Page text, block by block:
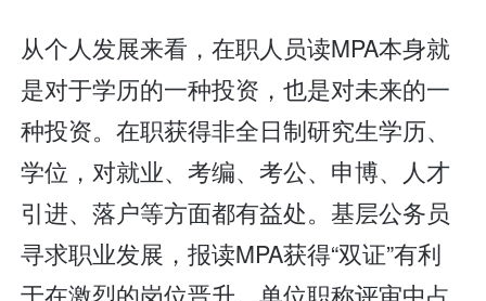
从个人发展来看，在职人员读MPA本身就
是对于学历的一种投资，也是对未来的一
种投资。在职获得非全日制研究生学历、
学位，对就业、考编、考公、申博、人才
引进、落户等方面都有益处。基层公务员
寻求职业发展，报读MPA获得“双证”有利
于在激烈的岗位晋升、单位职称评审中占